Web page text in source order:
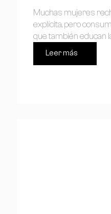
Muchas mujeres
explícita, pero
que también educan
Leer más